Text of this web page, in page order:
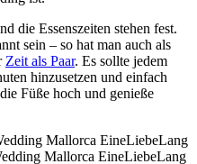
die Essenszeiten stehen fest.
sein – so hat man auch als
Zeit als Paar. Es sollte jedem
hinzusetzen und einfach
Füße hoch und genieße